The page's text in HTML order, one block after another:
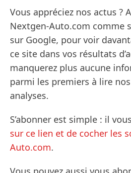
Vous appréciez nos actus ?
Nextgen-Auto.com comme
sur Google, pour voir
ce site dans vos résultats
manquerez plus aucune
parmi les premiers à lire
analyses.
S’abonner est simple : il
sur ce lien et de cocher les
Auto.com.